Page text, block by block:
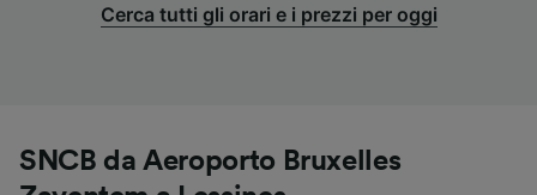
Cerca tutti gli orari e i prezzi per oggi
SNCB da Aeroporto Bruxelles